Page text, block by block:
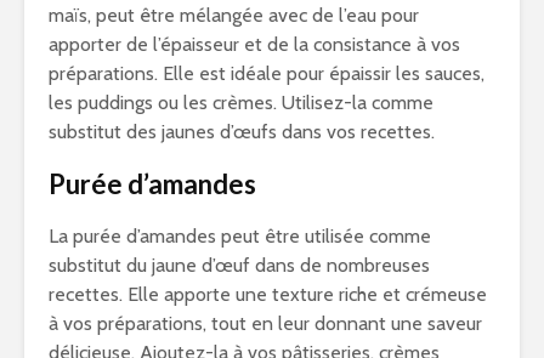
maïs, peut être mélangée avec de l’eau pour
apporter de l’épaisseur et de la consistance à vos
préparations. Elle est idéale pour épaissir les sauces,
les puddings ou les crèmes. Utilisez-la comme
substitut des jaunes d’œufs dans vos recettes.
Purée d’amandes
La purée d’amandes peut être utilisée comme
substitut du jaune d’œuf dans de nombreuses
recettes. Elle apporte une texture riche et crémeuse
à vos préparations, tout en leur donnant une saveur
délicieuse. Ajoutez-la à vos pâtisseries, crèmes